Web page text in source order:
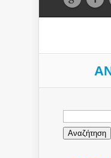
Αναζήτηση